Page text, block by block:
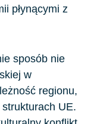
płynącymi z
sposób nie
w
regionu,
UE.